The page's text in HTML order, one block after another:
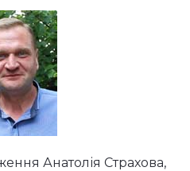
Анатолія Страхова,